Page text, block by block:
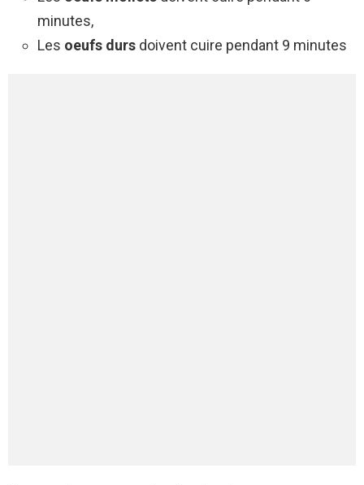
minutes,
Les oeufs durs doivent cuire pendant 9 minutes